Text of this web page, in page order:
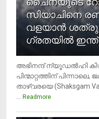
സിയാചിനെ
വളയാൻ
ഗ്രതയിൽ
അഭിനന്ദ് ന്യൂഡൽഹി
പിന്മാറ്റത്തിന്
താഴ്‌വരയെ (Shaksgam
Readmore